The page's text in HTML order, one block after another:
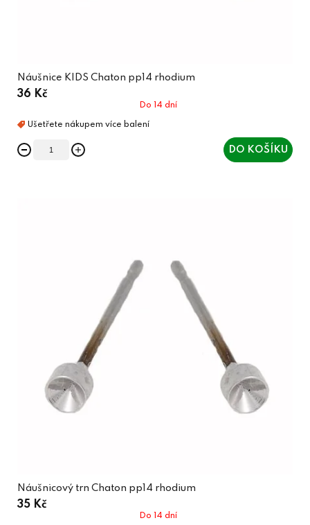
Náušnice KIDS Chaton pp14 rhodium
36 Kč
Do 14 dní
DO KOŠÍKU
Náušnicový trn Chaton pp14 rhodium
35 Kč
Do 14 dní